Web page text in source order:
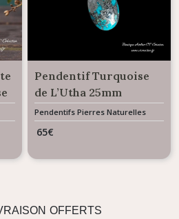
Pendentif Turquoise
de L’Utha 25mm
Pendentifs Pierres Naturelles
Gemme
65€
OFFERTS